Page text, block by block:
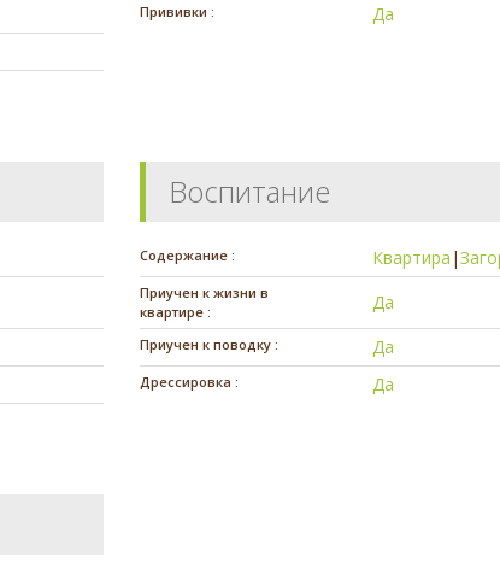
Прививки : Да
Воспитание
Содержание : Квартира |
Приучен к жизни в
квартире :
Да
Приучен к поводку : Да
Дрессировка : Да